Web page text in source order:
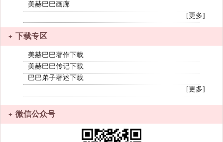
美赫巴巴画廊
[更多]
下载专区
美赫巴巴著作下载
美赫巴巴传记下载
巴巴弟子著述下载
[更多]
微信公众号